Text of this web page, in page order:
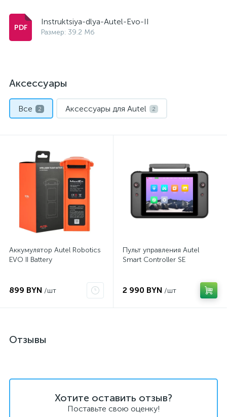
Instruktsiya-dlya-Autel-Evo-II
Размер: 39.2 Мб
Аксессуары
Все 2 Аксессуары для Autel 2
Аккумулятор Autel Robotics
EVO II Battery
899 BYN /шт
Пульт управления Autel
Smart Controller SE
2 990 BYN /шт
Отзывы
Хотите оставить отзыв?
Поставьте свою оценку!